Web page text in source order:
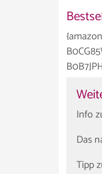
Info
Das
Tipp